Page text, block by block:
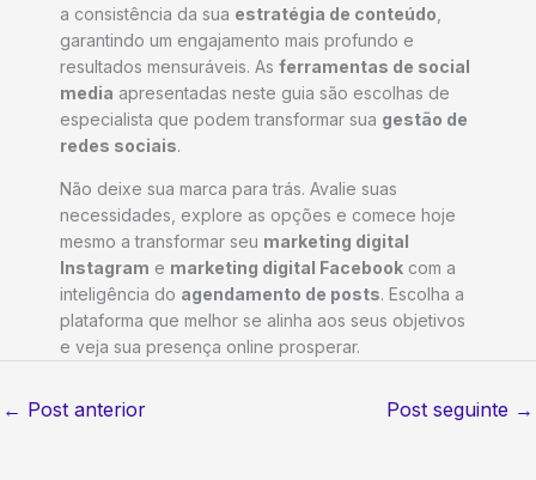
a consistência da sua estratégia de conteúdo
garantindo um engajamento mais profundo e
resultados mensuráveis. As ferramentas de social
media apresentadas neste guia são escolhas de
especialista que podem transformar sua gestão de
redes sociais.
Não deixe sua marca para trás. Avalie suas
necessidades, explore as opções e comece hoje
mesmo a transformar seu marketing digital
Instagram e marketing digital Facebook com a
inteligência do agendamento de posts. Escolha a
plataforma que melhor se alinha aos seus objetivos
e veja sua presença online prosperar.
← Post anterior Post seguinte →